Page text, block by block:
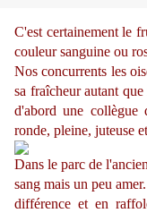
C'est certainement le
couleur sanguine ou
Nos concurrents les
sa fraîcheur autant
d'abord une collègue
ronde, pleine, juteuse
Dans le parc de
sang mais un peu
différence et en